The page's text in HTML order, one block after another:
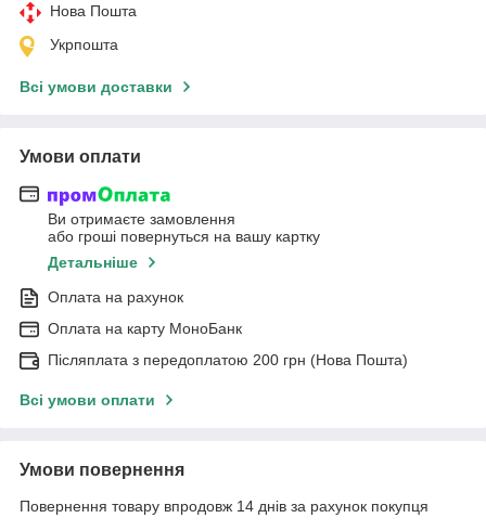
Нова Пошта
Укрпошта
Всі умови доставки
Умови оплати
Ви отримаєте замовлення
або гроші повернуться на вашу картку
Детальніше
Оплата на рахунок
Оплата на карту МоноБанк
Післяплата з передоплатою 200 грн (Нова Пошта)
Всі умови оплати
Умови повернення
Повернення товару впродовж 14 днів за рахунок покупця